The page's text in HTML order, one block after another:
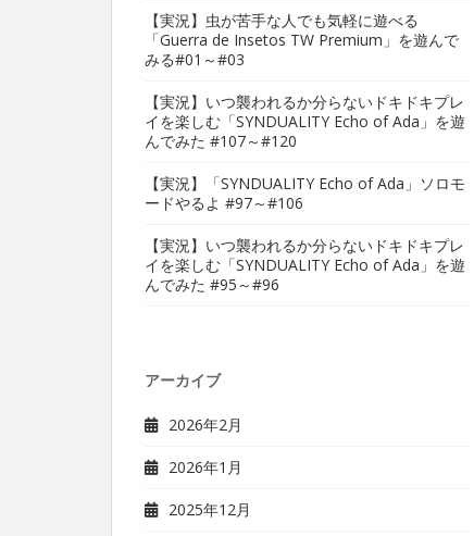
【実況】虫が苦手な人でも気軽に遊べる
「Guerra de Insetos TW Premium」を遊んで
みる#01～#03
【実況】いつ襲われるか分らないドキドキプレ
イを楽しむ「SYNDUALITY Echo of Ada」を遊
んでみた #107～#120
【実況】「SYNDUALITY Echo of Ada」ソロモ
ードやるよ #97～#106
【実況】いつ襲われるか分らないドキドキプレ
イを楽しむ「SYNDUALITY Echo of Ada」を遊
んでみた #95～#96
アーカイブ
2026年2月
2026年1月
2025年12月